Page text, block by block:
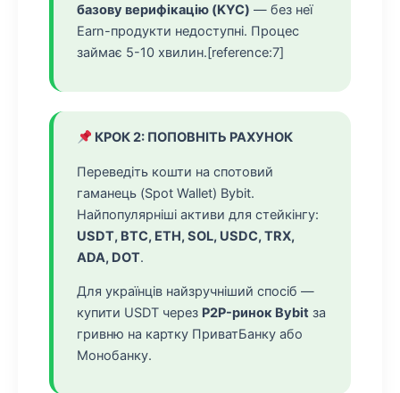
базову верифікацію (KYC) — без неї
Earn-продукти недоступні. Процес
займає 5-10 хвилин.[reference:7]
КРОК 2: ПОПОВНІТЬ РАХУНОК
Переведіть кошти на спотовий
гаманець (Spot Wallet) Bybit.
Найпопулярніші активи для стейкінгу:
USDT, BTC, ETH, SOL, USDC, TRX,
ADA, DOT.
Для українців найзручніший спосіб —
купити USDT через P2P-ринок Bybit за
гривню на картку ПриватБанку або
Монобанку.